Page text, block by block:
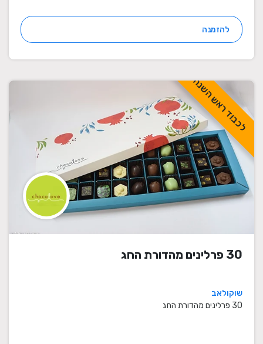
להזמנה
לכבוד ראש השנה
30 פרלינים מהדורת החג
שוקולאב
30 פרלינים מהדורת החג